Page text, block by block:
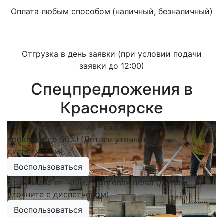
Оплата любым способом (наличный, безналичный)
Отгрузка в день заявки (при условии подачи
заявки до 12:00)
Спецпредложения в
Красноярске
При заказе от 1000м3 - спецпредложение на услугу
прокачки до 50%! (Детали уточните с
диспетчером)
Воспользоваться
При заказе от 100м3 - оптовая цена! (Детали
уточните с диспетчером)
Воспользоваться